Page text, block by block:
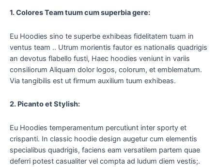
1. Colores Team tuum cum superbia gere:
Eu Hoodies sino te superbe exhibeas fidelitatem tuam in
ventus team .. Utrum morientis fautor es nationalis quadrigis
an devotus flabello fusti, Haec hoodies veniunt in variis
consiliorum Aliquam dolor logos, colorum, et emblematum.
Via tangibilis est ut firmum auxilium tuum exhibeas.
2. Picanto et Stylish:
Eu Hoodies temperamentum percutiunt inter sporty et
crispanti. In classic hoodie design augetur cum elementis
specialibus quadrigis, faciens eam versatilem partem quae
deferri potest casualiter vel compta ad ludum diem vestis;.